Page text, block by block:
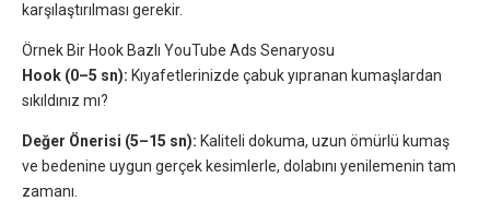
karşılaştırılması gerekir.
Örnek Bir Hook Bazlı YouTube Ads Senaryosu
Hook (0–5 sn): Kıyafetlerinizde çabuk yıpranan kumaşlardan
sıkıldınız mı?
Değer Önerisi (5–15 sn): Kaliteli dokuma, uzun ömürlü kumaş
ve bedenine uygun gerçek kesimlerle, dolabını yenilemenin tam
zamanı.